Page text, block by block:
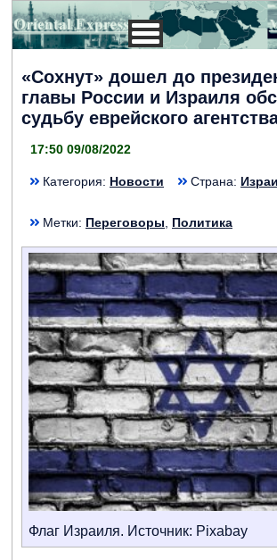
«Сохнут» дошел до
главы России и Израиля
судьбу еврейского
17:50 09/08/2022
Категория: Новости Страна:
Метки: Переговоры Политика
Флаг Израиля. Источник: Pixabay